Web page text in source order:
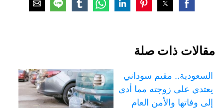
مقالات ذات صلة
السعودية.. مقيم سوداني
يعتدي على زوجته مما أدى
إلى وفاتها والأمن العام